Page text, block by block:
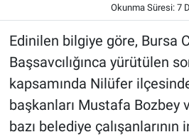
Okunma Süresi: 7
Edinilen bilgiye göre, Bursa
Başsavcılığınca yürütülen
kapsamında Nilüfer
başkanları Mustafa Bozbey
bazı belediye